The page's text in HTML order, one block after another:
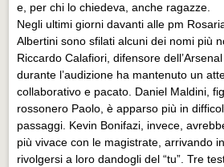
e, per chi lo chiedeva, anche ragazze.
Negli ultimi giorni davanti alle pm
Albertini sono sfilati alcuni dei nomi più
Riccardo Calafiori, difensore
durante l’audizione ha mantenuto un
collaborativo e pacato. Daniel Maldini,
rossonero Paolo, è apparso più in
passaggi. Kevin Bonifazi, invece,
più vivace con le magistrate, arrivando
rivolgersi a loro dandogli del “tu”. Tre